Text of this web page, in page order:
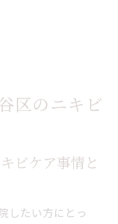
区のニキビ
ビケア事情と
したい方にとっ